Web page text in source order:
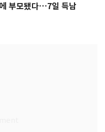
부모됐다…7일 득남